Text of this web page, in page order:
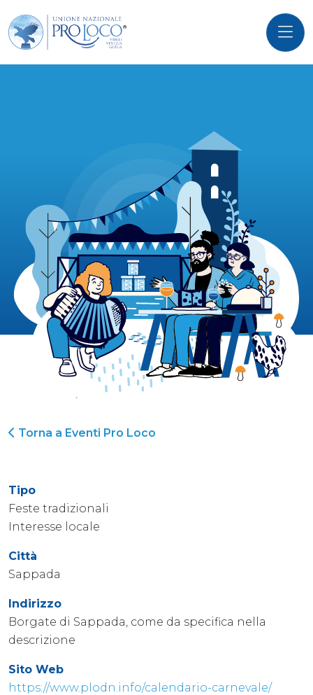
Torna a Eventi Pro Loco
Tipo
Feste tradizionali
Interesse locale
Città
Sappada
Indirizzo
Borgate di Sappada, come da specifica nella
descrizione
Sito Web
https://www.plodn.info/calendario-carnevale/